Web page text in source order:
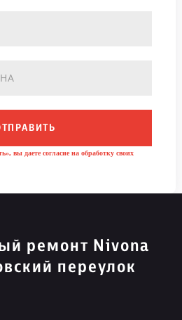
вы даете согласие на обработку своих
ремонт Nivona
переулок